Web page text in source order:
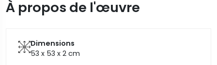
À propos de l'œuvre
Dimensions
53 x 53 x 2 cm